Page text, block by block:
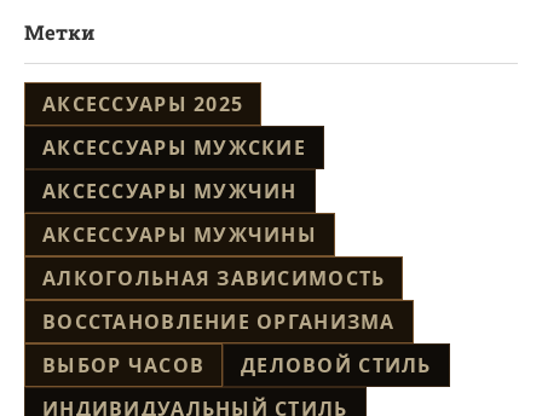
Метки
АКСЕССУАРЫ 2025
АКСЕССУАРЫ МУЖСКИЕ
АКСЕССУАРЫ МУЖЧИН
АКСЕССУАРЫ МУЖЧИНЫ
АЛКОГОЛЬНАЯ ЗАВИСИМОСТЬ
ВОССТАНОВЛЕНИЕ ОРГАНИЗМА
ВЫБОР ЧАСОВ
ДЕЛОВОЙ СТИЛЬ
ИНДИВИДУАЛЬНЫЙ СТИЛЬ